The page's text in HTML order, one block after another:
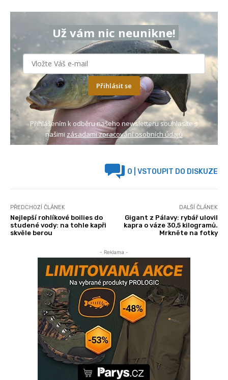
Už vám nic neunikne!
Přihlásit se
Přihlášením k odběru našeho newsletteru souhlasíte s
našimi zásadami zpracování osobních údajů
0 | VSTOUPIT DO DISKUZE
PŘEDCHOZÍ ČLÁNEK
Nejlepší rohlíkové boilies do
studené vody: na tohle kapři
skvěle berou
DALŠÍ ČLÁNEK
Gigant z Pálavy: rybář ulovil
kapra o váze 30,5 kilogramů.
Mrkněte na fotky
- Reklama -